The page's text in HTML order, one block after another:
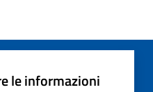
le informazioni